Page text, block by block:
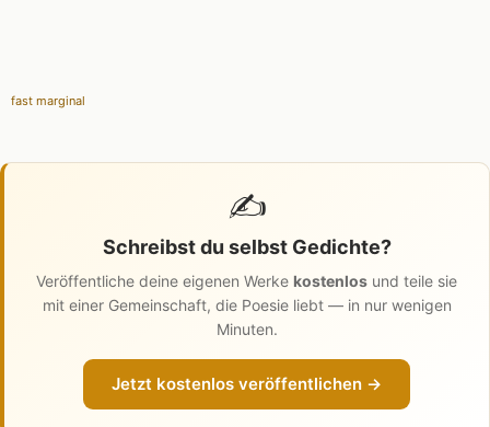
fast marginal
✍️
Schreibst du selbst Gedichte?
Veröffentliche deine eigenen Werke kostenlos und teile sie
mit einer Gemeinschaft, die Poesie liebt — in nur wenigen
Minuten.
Jetzt kostenlos veröffentlichen →